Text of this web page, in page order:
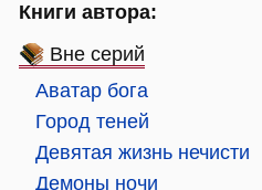
Книги автора:
Вне серий
Аватар бога
Город теней
Девятая жизнь нечисти
Демоны ночи